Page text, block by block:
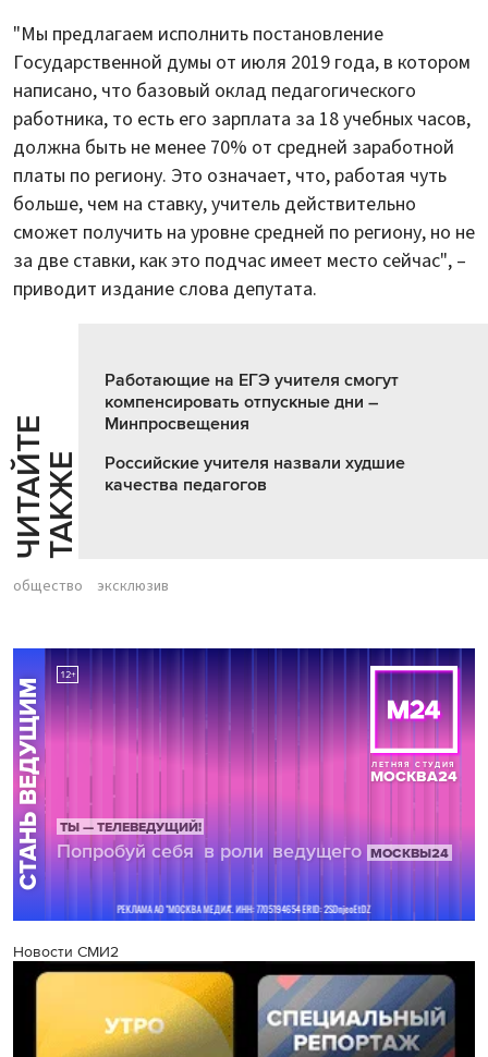
"Мы предлагаем исполнить постановление
Государственной думы от июля 2019 года, в котором
написано, что базовый оклад педагогического
работника, то есть его зарплата за 18 учебных часов,
должна быть не менее 70% от средней заработной
платы по региону. Это означает, что, работая чуть
больше, чем на ставку, учитель действительно
сможет получить на уровне средней по региону, но не
за две ставки, как это подчас имеет место сейчас", –
приводит издание слова депутата.
Ч
И
Т
АЙ
Т
Е
Т
А
К
ЖЕ
Работающие на ЕГЭ учителя смогут
компенсировать отпускные дни –
Минпросвещения
Российские учителя назвали худшие
качества педагогов
общество эксклюзив
Новости СМИ2